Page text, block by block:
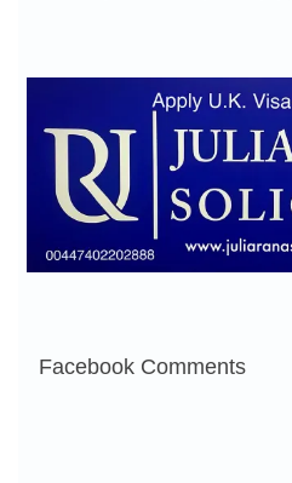
Facebook Comments